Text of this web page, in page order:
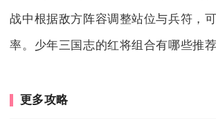
战中根据敌方阵容调整站位与兵符，
率。少年三国志的红将组合有哪些推荐
更多攻略